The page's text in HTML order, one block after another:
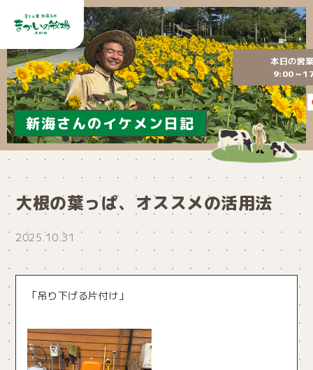
本日の営
9:00～
新海さんのイケメン日記
大根の葉っぱ、オススメの活用法
2025.10.31
「吊り下げる片付け」